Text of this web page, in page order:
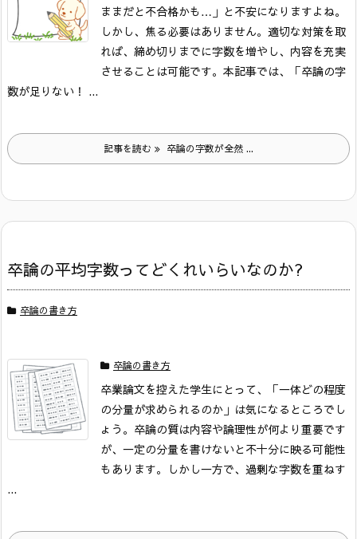
ままだと不合格かも…」と不安になりますよね。
しかし、焦る必要はありません。適切な対策を取
れば、締め切りまでに字数を増やし、内容を充実
させることは可能です。本記事では、「卒論の字
数が足りない！ ...
記事を読む 卒論の字数が全然 ...
卒論の平均字数ってどくれいらいなのか?
卒論の書き方
卒論の書き方
卒業論文を控えた学生にとって、「一体どの程度
の分量が求められるのか」は気になるところでし
ょう。卒論の質は内容や論理性が何より重要です
が、一定の分量を書けないと不十分に映る可能性
もあります。
しかし一方で、過剰な字数を重ねす
...